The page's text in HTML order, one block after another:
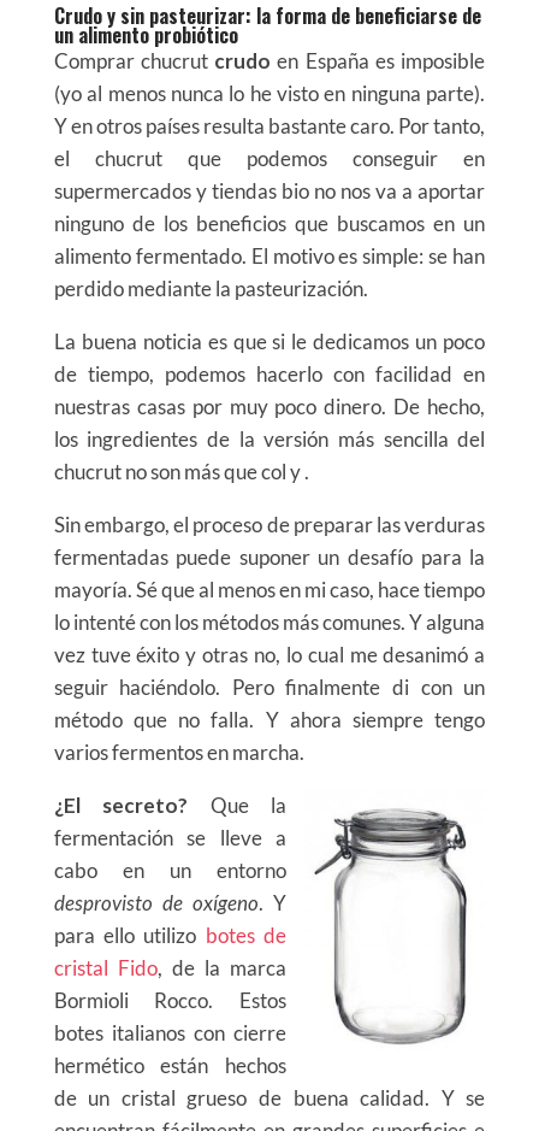
Crudo y sin pasteurizar: la forma de beneficiarse de
un alimento probiótico
Comprar chucrut crudo en España es imposible
(yo al menos nunca lo he visto en ninguna parte).
Y en otros países resulta bastante caro. Por tanto,
el chucrut que podemos conseguir en
supermercados y tiendas bio no nos va a aportar
ninguno de los beneficios que buscamos en un
alimento fermentado. El motivo es simple: se han
perdido mediante la pasteurización.
La buena noticia es que si le dedicamos un poco
de tiempo, podemos hacerlo con facilidad en
nuestras casas por muy poco dinero. De hecho,
los ingredientes de la versión más sencilla del
chucrut no son más que col y .
Sin embargo, el proceso de preparar las verduras
fermentadas puede suponer un desafío para la
mayoría. Sé que al menos en mi caso, hace tiempo
lo intenté con los métodos más comunes. Y alguna
vez tuve éxito y otras no, lo cual me desanimó a
seguir haciéndolo. Pero finalmente di con un
método que no falla. Y ahora siempre tengo
varios fermentos en marcha.
¿El secreto? Que la
fermentación se lleve a
cabo en un entorno
desprovisto de oxígeno. Y
para ello utilizo botes de
cristal Fido, de la marca
Bormioli Rocco. Estos
botes italianos con cierre
hermético están hechos
de un cristal grueso de buena calidad. Y se